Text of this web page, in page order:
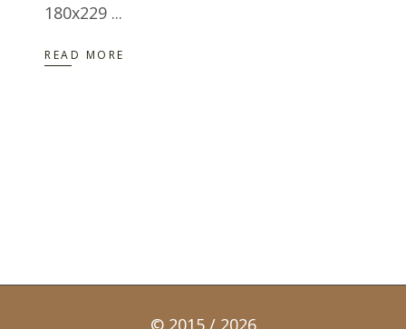
180x229
READ MORE